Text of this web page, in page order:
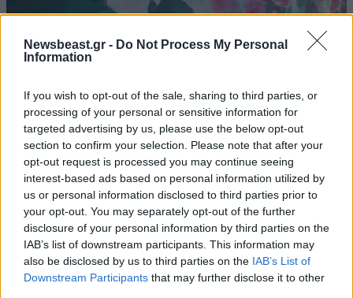
Newsbeast.gr - Do Not Process My Personal
Information
If you wish to opt-out of the sale, sharing to third parties, or
processing of your personal or sensitive information for
targeted advertising by us, please use the below opt-out
section to confirm your selection. Please note that after your
opt-out request is processed you may continue seeing
interest-based ads based on personal information utilized by
us or personal information disclosed to third parties prior to
your opt-out. You may separately opt-out of the further
disclosure of your personal information by third parties on the
IAB’s list of downstream participants. This information may
also be disclosed by us to third parties on the IAB’s List of
Downstream Participants that may further disclose it to other
Δημιούργησαν βακτηριοφάγους ιούς με
τεχνητή νοημοσύνη: Υπόσχονται θεραπείες
αλλά προκαλούν τρόμο για ζητήματα
βιοασφάλειας